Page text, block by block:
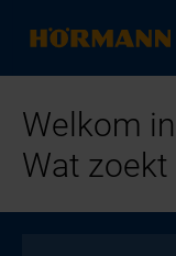
Welkom
Wat zoekt